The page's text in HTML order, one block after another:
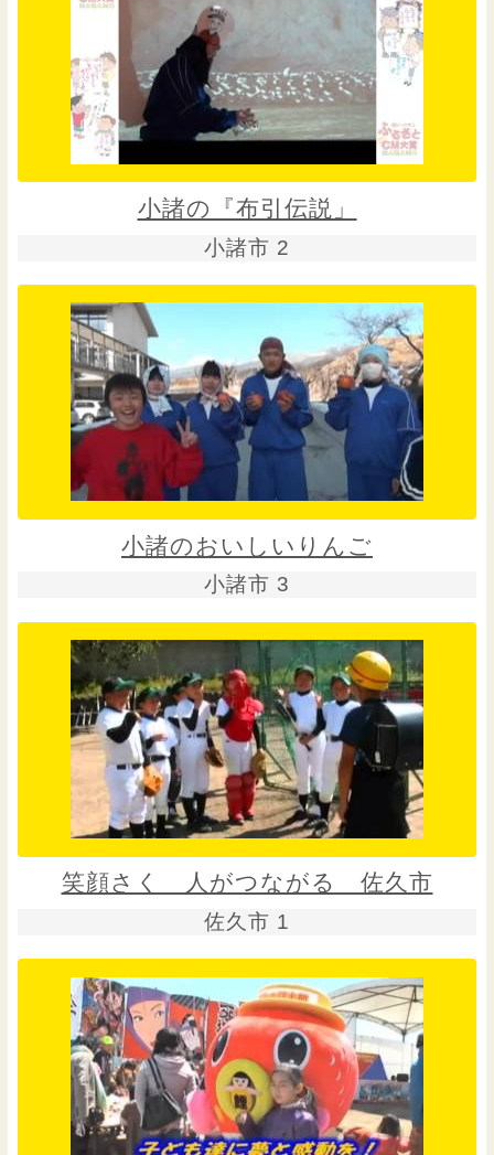
小諸の『布引伝説」
小諸市 2
小諸のおいしいりんご
小諸市 3
笑顔さく 人がつながる 佐久市
佐久市 1